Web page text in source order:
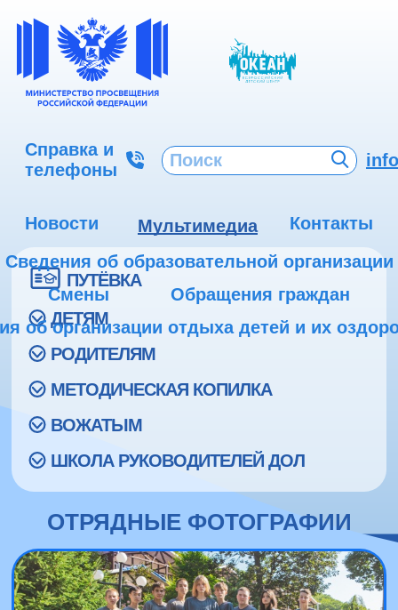
Справка и
телефоны
Новости Мультимедиа
Контакты
Сведения об образовательной организации
Смены
Обращения граждан
об организации отдыха детей и их
ПУТЁВКА
ДЕТЯМ
РОДИТЕЛЯМ
МЕТОДИЧЕСКАЯ КОПИЛКА
ВОЖАТЫМ
ШКОЛА РУКОВОДИТЕЛЕЙ ДОЛ
ОТРЯДНЫЕ ФОТОГРАФИИ